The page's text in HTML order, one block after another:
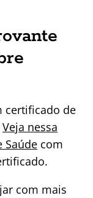
certificado de
Veja nessa
Saúde com
com mais